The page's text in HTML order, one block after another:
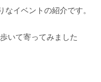
イベントの紹介です。
いて寄ってみました